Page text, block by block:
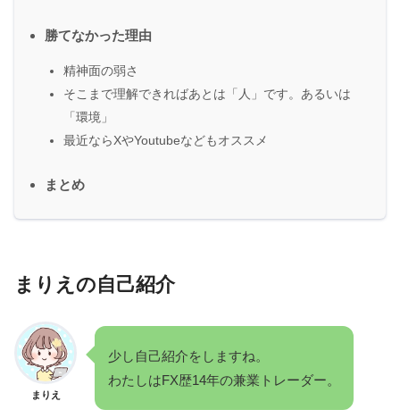
勝てなかった理由
精神面の弱さ
そこまで理解できればあとは「人」です。あるいは
「環境」
最近ならXやYoutubeなどもオススメ
まとめ
まりえの自己紹介
まりえ
少し自己紹介をしますね。
わたしはFX歴14年の兼業トレーダー。